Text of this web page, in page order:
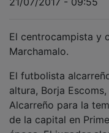
Marchamalo.
altura, Borja
Alcarreño para la
de la capital en
época. El jugador